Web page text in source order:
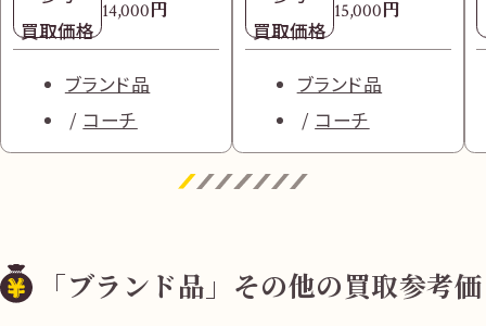
買取価格
14,000円
ブランド品
コーチ
買取価格
15,000円
ブランド品
コーチ
「ブランド品」その他の買取参考価